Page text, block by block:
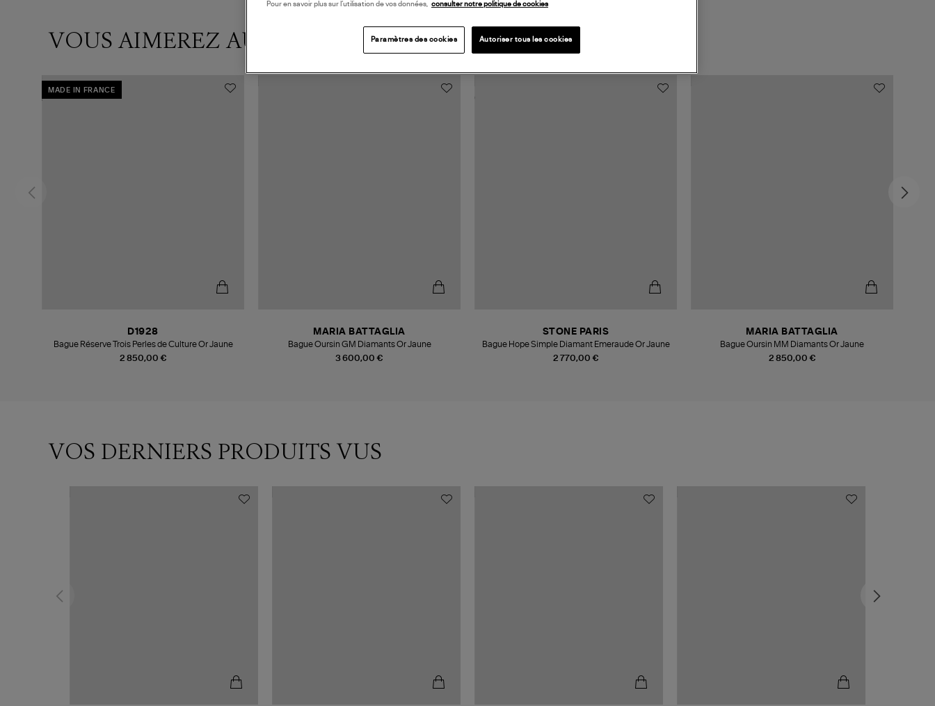
VOUS AIMEREZ AUSSI
MADE IN FRANCE
2 850,00 €
D1928
Bague Réserve Trois Perles de Culture Or Jaune
3 600,00 €
MARIA BATTAGLIA
Bague Oursin GM Diamants Or Jaune
2 770,00 €
STONE PARIS
Bague Hope Simple Diamant Emeraude Or Jaune
2 850,00 €
MARIA BATTAGLIA
Bague Oursin MM Diamants Or Jaune
VOS DERNIERS PRODUITS VUS
Pour en savoir plus sur l’utilisation de vos données, consulter notre politique de cookies
Paramètres des cookies Autoriser tous les cookies